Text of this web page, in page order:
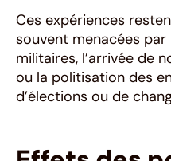
Ces expériences
souvent menacées
militaires, l’arrivée de
ou la politisation des
d’élections ou de